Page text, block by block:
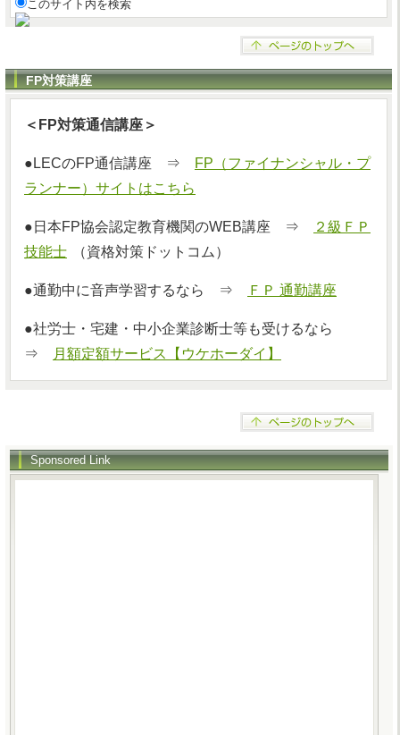
このサイト内を検索
FP対策講座
＜FP対策通信講座＞
●LECのFP通信講座 ⇒
FP（ファイナンシャル・プ
ランナー）サイトはこちら
●日本FP協会認定教育機関のWEB講座 ⇒
２級ＦＰ
技能士
（資格対策ドットコム）
●通勤中に音声学習するなら ⇒ ＦＰ 通勤講座
●社労士・宅建・中小企業診断士等も受けるなら
⇒
月額定額サービス【ウケホーダイ】
Sponsored Link